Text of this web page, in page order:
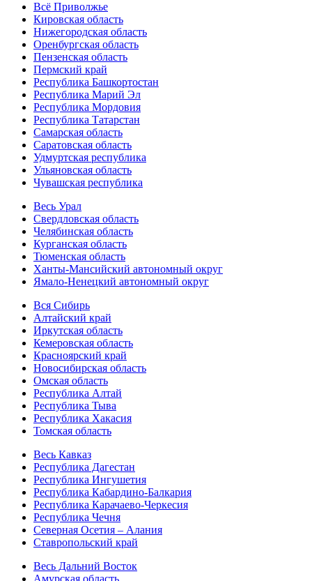
Всё Приволжье
Кировская область
Нижегородская область
Оренбургская область
Пензенская область
Пермский край
Республика Башкортостан
Республика Марий Эл
Республика Мордовия
Республика Татарстан
Самарская область
Саратовская область
Удмуртская республика
Ульяновская область
Чувашская республика
Весь Урал
Свердловская область
Челябинская область
Курганская область
Тюменская область
Ханты-Мансийский автономный округ
Ямало-Ненецкий автономный округ
Вся Сибирь
Алтайский край
Иркутская область
Кемеровская область
Красноярский край
Новосибирская область
Омская область
Республика Алтай
Республика Тыва
Республика Хакасия
Томская область
Весь Кавказ
Республика Дагестан
Республика Ингушетия
Республика Кабардино-Балкария
Республика Карачаево-Черкесия
Республика Чечня
Северная Осетия – Алания
Ставропольский край
Весь Дальний Восток
Амурская область